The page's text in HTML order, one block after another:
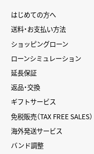
はじめての方へ
送料・お支払い方法
ショッピングローン
ローンシミュレーション
延長保証
返品・交換
ギフトサービス
免税販売（TAX FREE SALES）
海外発送サービス
バンド調整